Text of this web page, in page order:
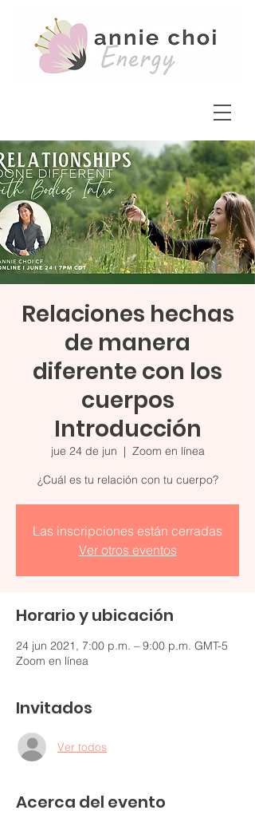
Relaciones hechas
de manera
diferente con los
cuerpos
Introducción
jue 24 de jun
  |
Zoom en línea
¿Cuál es tu relación con tu cuerpo?
Las inscripciones están cerradas
Ver otros eventos
Horario y ubicación
24 jun 2021, 7:00 p.m. – 9:00 p.m. GMT-5
Zoom en línea
Invitados
Ver todos
Acerca del evento